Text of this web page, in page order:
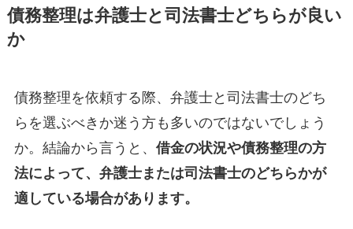
債務整理は弁護士と司法書士どちらが良い
か
債務整理を依頼する際、弁護士と司法書士のどち
らを選ぶべきか迷う方も多いのではないでしょう
か。結論から言うと、 借金の状況や債務整理の方
法によって、弁護士または司法書士のどちらかが
適している場合があります。